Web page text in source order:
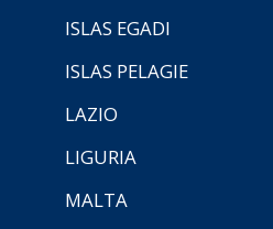
ISLAS EGADI
ISLAS PELAGIE
LAZIO
LIGURIA
MALTA